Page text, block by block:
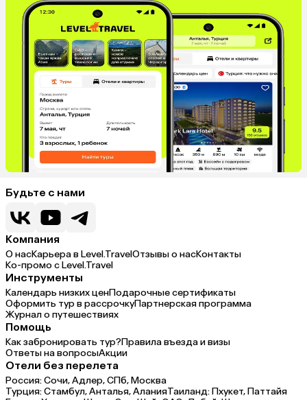
Будьте с нами
Компания
О насКарьера в Level.TravelОтзывы о насКонтакты
Ко-промо с Level.Travel
Инструменты
Календарь низких ценПодарочные сертификаты
Оформить тур в рассрочкуПартнерская программа
Журнал о путешествиях
Помощь
Как забронировать тур?Правила въезда и визы
Ответы на вопросыАкции
Отели без перелета
Россия:Сочи,Адлер,СПб,Москва
Турция:Стамбул,Анталья,АланияТаиланд:Пхукет,Паттайя